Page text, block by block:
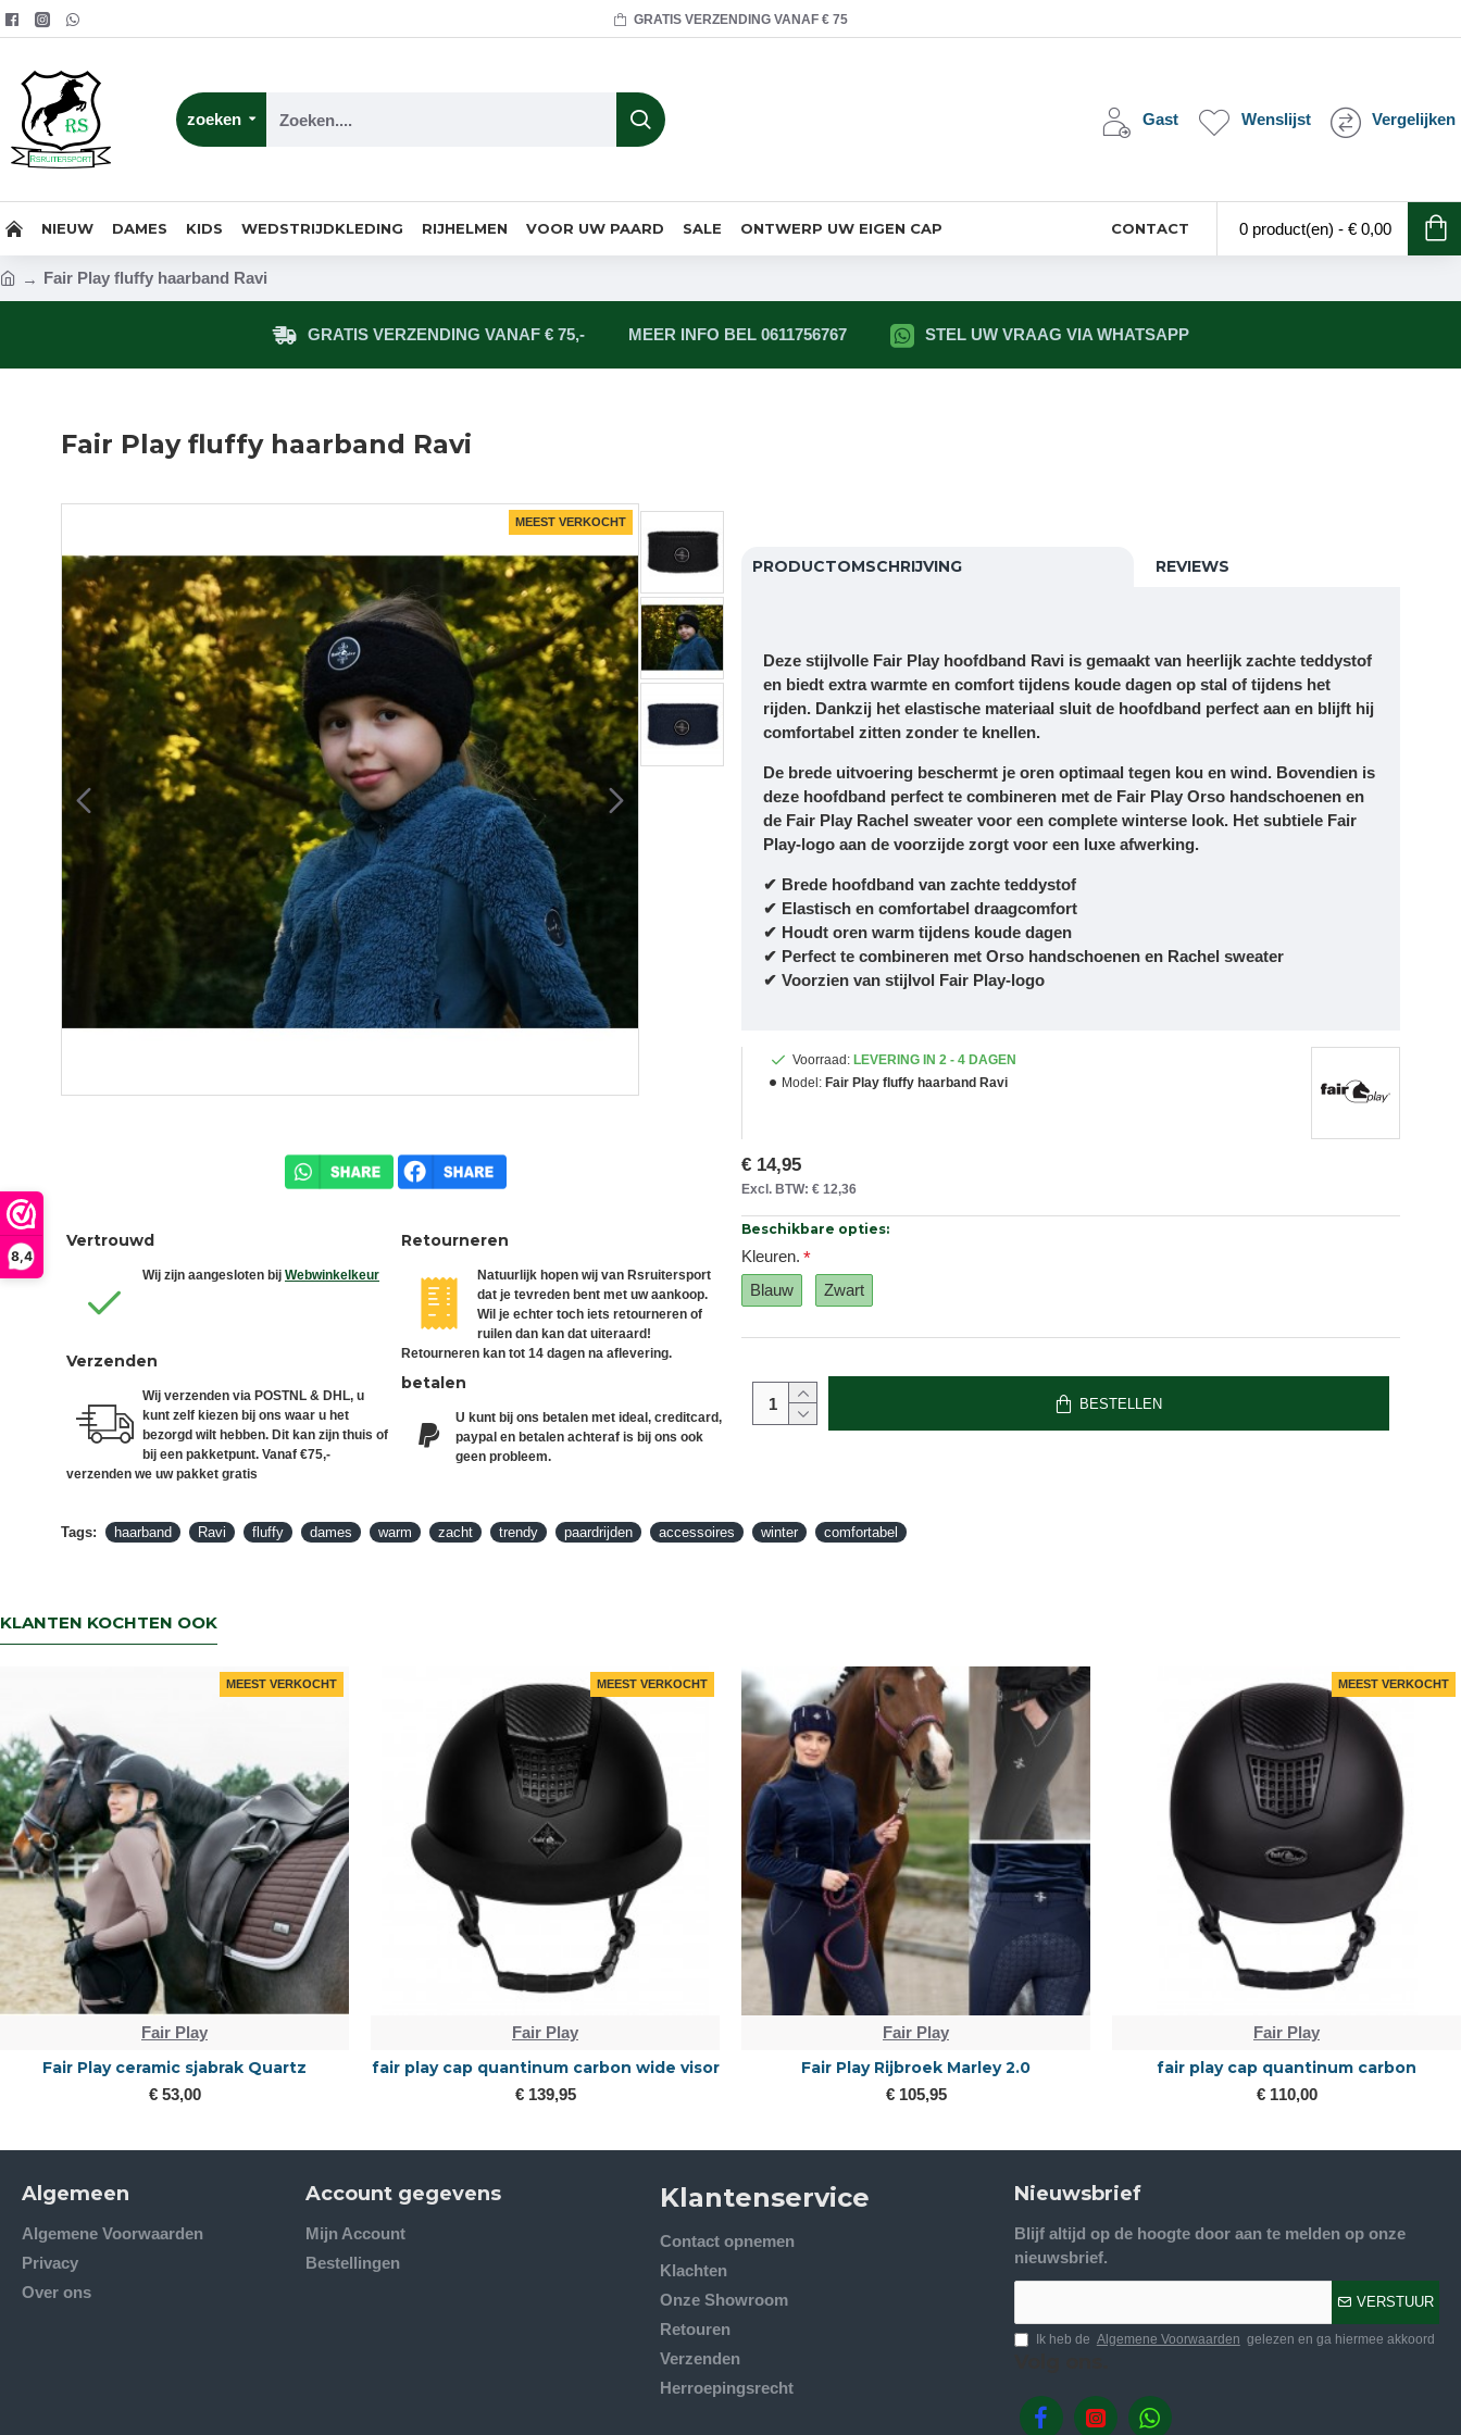
8,4
GRATIS VERZENDING VANAF € 75
zoeken Gast Wenslijst Vergelijken
NIEUW DAMES KIDS WEDSTRIJDKLEDING RIJHELMEN VOOR UW PAARD SALE ONTWERP UW EIGEN CAP CONTACT 0 product(en) - € 0,00
Fair Play fluffy haarband Ravi
GRATIS VERZENDING VANAF € 75,- MEER INFO BEL 0611756767 STEL UW VRAAG VIA WHATSAPP
Fair Play fluffy haarband Ravi
MEEST VERKOCHT
Vertrouwd
Wij zijn aangesloten bij Webwinkelkeur
Verzenden
Wij verzenden via POSTNL & DHL, u
kunt zelf kiezen bij ons waar u het
bezorgd wilt hebben. Dit kan zijn thuis of
bij een pakketpunt. Vanaf €75,-
verzenden we uw pakket gratis
Retourneren
Natuurlijk hopen wij van Rsruitersport
dat je tevreden bent met uw aankoop.
Wil je echter toch iets retourneren of
ruilen dan kan dat uiteraard!
Retourneren kan tot 14 dagen na aflevering.
betalen
U kunt bij ons betalen met ideal, creditcard,
paypal en betalen achteraf is bij ons ook
geen probleem.
PRODUCTOMSCHRIJVING REVIEWS
Deze stijlvolle Fair Play hoofdband Ravi is gemaakt van heerlijk zachte teddystof
en biedt extra warmte en comfort tijdens koude dagen op stal of tijdens het
rijden. Dankzij het elastische materiaal sluit de hoofdband perfect aan en blijft hij
comfortabel zitten zonder te knellen.
De brede uitvoering beschermt je oren optimaal tegen kou en wind. Bovendien is
deze hoofdband perfect te combineren met de Fair Play Orso handschoenen en
de Fair Play Rachel sweater voor een complete winterse look. Het subtiele Fair
Play-logo aan de voorzijde zorgt voor een luxe afwerking.
✔ Brede hoofdband van zachte teddystof
✔ Elastisch en comfortabel draagcomfort
✔ Houdt oren warm tijdens koude dagen
✔ Perfect te combineren met Orso handschoenen en Rachel sweater
✔ Voorzien van stijlvol Fair Play-logo
Voorraad: LEVERING IN 2 - 4 DAGEN
Model: Fair Play fluffy haarband Ravi
€ 14,95
Excl. BTW: € 12,36
Beschikbare opties:
Kleuren.
Blauw
Zwart
BESTELLEN
Tags: haarband Ravi fluffy dames warm zacht trendy paardrijden accessoires winter comfortabel
KLANTEN KOCHTEN OOK
MEEST VERKOCHT
Fair Play
Fair Play ceramic sjabrak Quartz
€ 53,00
MEEST VERKOCHT
Fair Play
fair play cap quantinum carbon wide visor
€ 139,95
Fair Play
Fair Play Rijbroek Marley 2.0
€ 105,95
MEEST VERKOCHT
Fair Play
fair play cap quantinum carbon
€ 110,00
Algemeen
Algemene Voorwaarden
Privacy
Over ons
Account gegevens
Mijn Account
Bestellingen
Klantenservice
Contact opnemen
Klachten
Onze Showroom
Retouren
Verzenden
Herroepingsrecht
Nieuwsbrief
Blijf altijd op de hoogte door aan te melden op onze
nieuwsbrief.
VERSTUUR
Ik heb de Algemene Voorwaarden gelezen en ga hiermee akkoord